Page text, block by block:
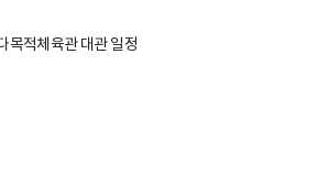
목적체육관 대관 일정